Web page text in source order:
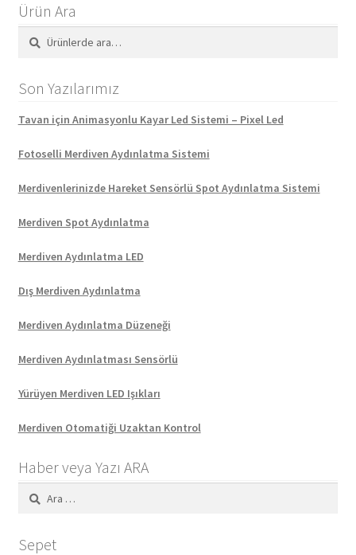
Ürün Ara
Ara:
Ara
Son Yazılarımız
Tavan için Animasyonlu Kayar Led Sistemi – Pixel Led
Fotoselli Merdiven Aydınlatma Sistemi
Merdivenlerinizde Hareket Sensörlü Spot Aydınlatma Sistemi
Merdiven Spot Aydınlatma
Merdiven Aydınlatma LED
Dış Merdiven Aydınlatma
Merdiven Aydınlatma Düzeneği
Merdiven Aydınlatması Sensörlü
Yürüyen Merdiven LED Işıkları
Merdiven Otomatiği Uzaktan Kontrol
Haber veya Yazı ARA
Arama:
Sepet